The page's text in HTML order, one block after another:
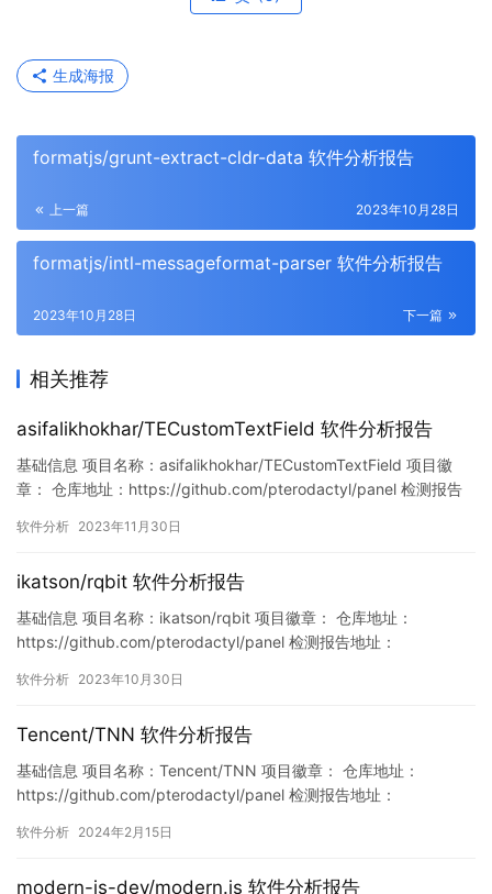
生成海报
formatjs/grunt-extract-cldr-data 软件分析报告
上一篇 2023年10月28日
formatjs/intl-messageformat-parser 软件分析报告
下一篇
2023年10月28日
相关推荐
asifalikhokhar/TECustomTextField 软件分析报告
基础信息 项目名称：asifalikhokhar/TECustomTextField 项目徽
章： 仓库地址：https://github.com/pterodactyl/panel 检测报告
https://www.murphysec.com/console/report/17300300135283
软件分析 2023年11月30日
ikatson/rqbit 软件分析报告
基础信息 项目名称：ikatson/rqbit 项目徽章： 仓库地址：
https://github.com/pterodactyl/panel 检测报告地址：
1136/1718788497498308608 此报告由Murphysec提供 漏洞列
软件分析 2023年10月30日
Tencent/TNN 软件分析报告
基础信息 项目名称：Tencent/TNN 项目徽章： 仓库地址：
https://github.com/pterodactyl/panel 检测报告地址：
15360/1757933378242564096 此报告由Murphysec提供 漏洞
软件分析 2024年2月15日
modern-js-dev/modern.js 软件分析报告